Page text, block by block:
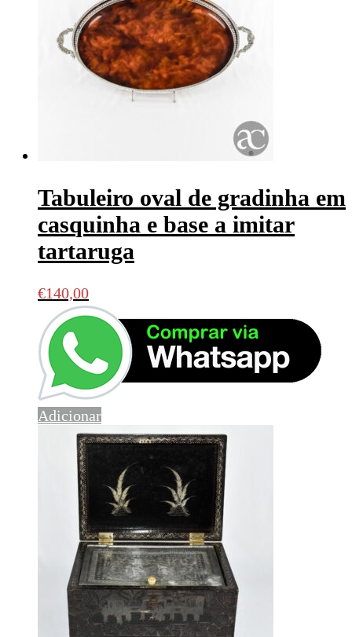
Tabuleiro oval de gradinha em
casquinha e base a imitar
tartaruga
€140,00
Adicionar